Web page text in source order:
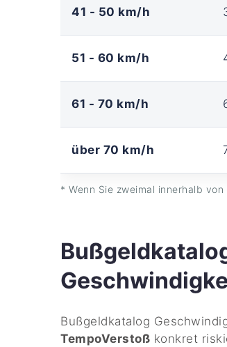
41 - 50 km/h
51 - 60 km/h
61 - 70 km/h
über 70 km/h
* Wenn Sie zweimal innerhalb
Bußgeldkatalog
TempoVerstoß konkret